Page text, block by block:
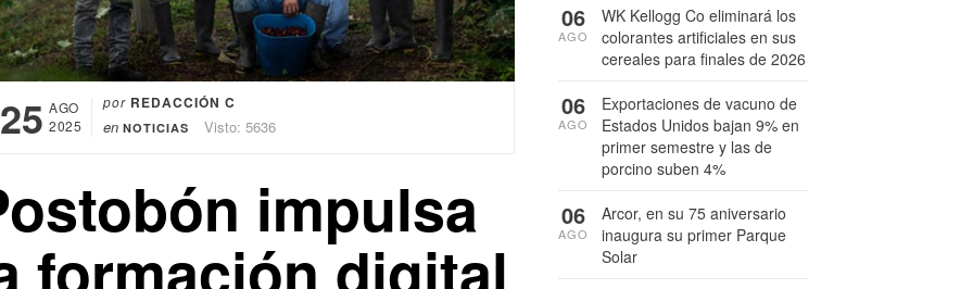
25 AGO
2025
por REDACCIÓN C
en NOTICIAS Visto: 5636
impulsa
formación digital
WK Kellogg Co eliminará los
colorantes artificiales en sus
cereales para finales de 2026
06
AGO
Exportaciones de vacuno de
Estados Unidos bajan 9% en
primer semestre y las de
porcino suben 4%
06
AGO
Arcor, en su 75 aniversario
inaugura su primer Parque
Solar
06
AGO